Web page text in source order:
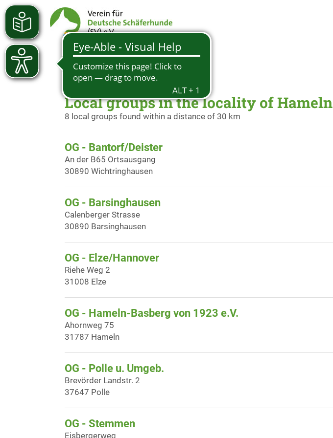
Local groups in the locality of Hameln
8 local groups found within a distance of 30 km
OG - Bantorf/Deister
An der B65 Ortsausgang
30890 Wichtringhausen
OG - Barsinghausen
Calenberger Strasse
30890 Barsinghausen
OG - Elze/Hannover
Riehe Weg 2
31008 Elze
OG - Hameln-Basberg von 1923 e.V.
Ahornweg 75
31787 Hameln
OG - Polle u. Umgeb.
Brevörder Landstr. 2
37647 Polle
OG - Stemmen
Eisbergerweg